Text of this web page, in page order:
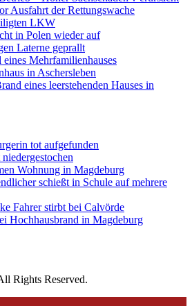
Ausfahrt der Rettungswache
LKW
in Polen wieder auf
Laterne geprallt
eines Mehrfamilienhauses
in Aschersleben
eines leerstehenden Hauses in
tot aufgefunden
Wohnung in Magdeburg
schießt in Schule auf mehrere
Fahrer stirbt bei Calvörde
Hochhausbrand in Magdeburg
Rights Reserved.